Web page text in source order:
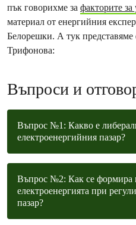
пък говорихме за факторите
материал от енергийния
Белорешки. А тук
Трифонова:
Въпроси и
Въпрос №1: Какво е
електроенергийния пазар?
Въпрос №2: Как се формира
електроенергията при
пазар?